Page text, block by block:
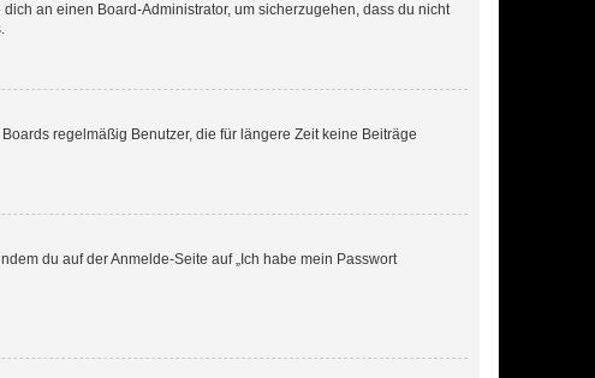
an einen Board-Administrator, um sicherzugehen, dass du nicht
regelmäßig Benutzer, die für längere Zeit keine Beiträge
du auf der Anmelde-Seite auf „Ich habe mein Passwort